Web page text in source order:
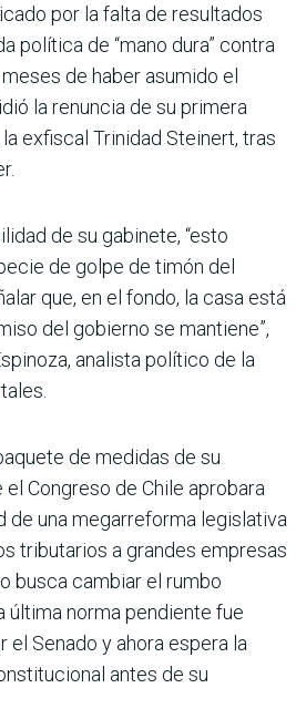
por la falta de resultados
política de “mano dura” contra
de haber asumido el
la renuncia de su primera
exfiscal Trinidad Steinert, tras
de su gabinete, “esto
de golpe de timón del
que, en el fondo, la casa está
del gobierno se mantiene”,
analista político de la
de medidas de su
Congreso de Chile aprobara
de una megarreforma legislativa
tributarios a grandes empresas
busca cambiar el rumbo
última norma pendiente fue
el Senado y ahora espera la
antes de su